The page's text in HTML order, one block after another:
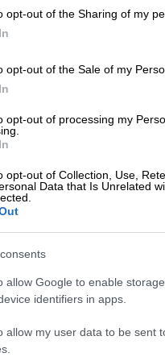
opt-out of the Sharing of my
opt-out of the Sale of my
opt-out of processing my
opt-out of Collection, Use,
Data that Is Unrelated
allow Google to enable
identifiers in apps.
allow my user data to be sent
Γιατρών
με ελάχιστα
των περιστατικών
υγείας.